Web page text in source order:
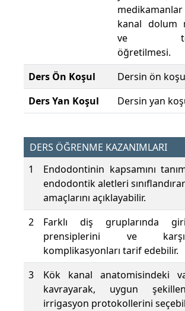
kanal dolum
ve
öğretilmesi.
Ders Ön Koşul
Dersin ön
Ders Yan Koşul
Dersin yan
DERS ÖĞRENME KAZANIMLARI
1
Endodontinin kapsamını
endodontik aletleri
amaçlarını açıklayabilir.
2
Farklı diş gruplarında
prensiplerini ve
komplikasyonları tarif edebilir.
3
Kök kanal anatomisindeki
kavrayarak, uygun
irrigasyon protokollerini